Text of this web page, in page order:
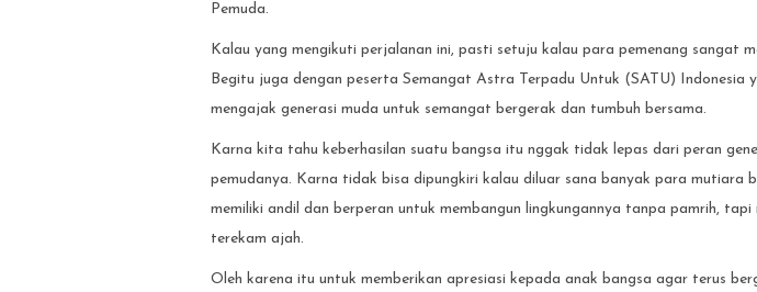
Pemuda.
Kalau yang mengikuti perjalanan ini, pasti setuju kalau para pemenang sangat
Begitu juga dengan peserta Semangat Astra Terpadu Untuk (SATU) Indonesia
mengajak generasi muda untuk semangat bergerak dan tumbuh bersama.
Karna kita tahu keberhasilan suatu bangsa itu nggak tidak lepas dari peran
pemudanya. Karna tidak bisa dipungkiri kalau diluar sana banyak para mutiara
memiliki andil dan berperan untuk membangun lingkungannya tanpa pamrih, tapi
terekam ajah.
Oleh karena itu untuk memberikan apresiasi kepada anak bangsa agar terus